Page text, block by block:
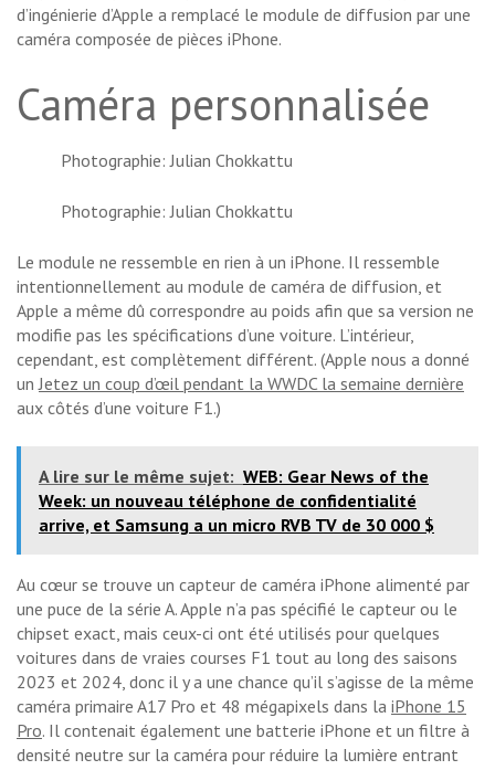
d’ingénierie d’Apple a remplacé le module de diffusion par une
caméra composée de pièces iPhone.
Caméra personnalisée
Photographie: Julian Chokkattu
Photographie: Julian Chokkattu
Le module ne ressemble en rien à un iPhone. Il ressemble
intentionnellement au module de caméra de diffusion, et
Apple a même dû correspondre au poids afin que sa version ne
modifie pas les spécifications d’une voiture. L’intérieur,
cependant, est complètement différent. (Apple nous a donné
unJetez un coup d’œil pendant la WWDC la semaine dernière
aux côtés d’une voiture F1.)
A lire sur le même sujet: WEB: Gear News of the
Week: un nouveau téléphone de confidentialité
arrive, et Samsung a un micro RVB TV de 30 000 $
Au cœur se trouve un capteur de caméra iPhone alimenté par
une puce de la série A. Apple n’a pas spécifié le capteur ou le
chipset exact, mais ceux-ci ont été utilisés pour quelques
voitures dans de vraies courses F1 tout au long des saisons
2023 et 2024, donc il y a une chance qu’il s’agisse de la même
caméra primaire A17 Pro et 48 mégapixels dans la iPhone 15
Pro. Il contenait également une batterie iPhone et un filtre à
densité neutre sur la caméra pour réduire la lumière entrant